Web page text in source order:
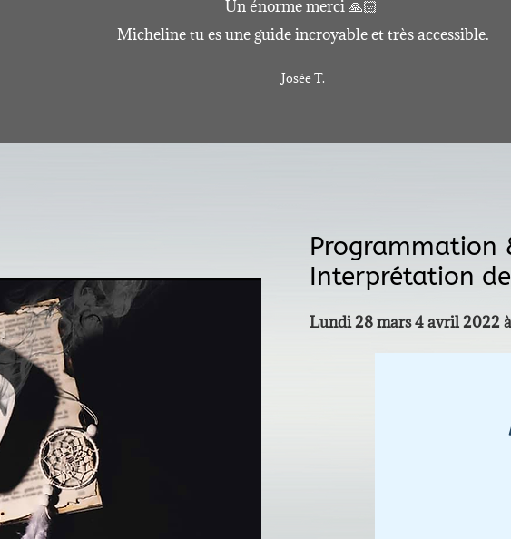
Un énorme merci 🙏🏻
Micheline tu es une guide incroyable et très accessible.
Josée T.
Programmation
Interprétation
Lundi 28 mars 4 avril 2022